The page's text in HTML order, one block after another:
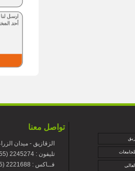
تواصل معنا
الزقازيق - ميدان
+تليفون : 2245274 (55) 20
+فــاكس : 2221688 (55) 20